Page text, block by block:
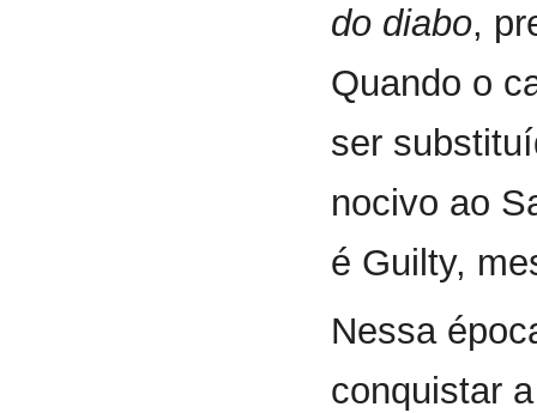
do diabo,
Quando o
ser
nocivo ao
é Guilty,
Nessa
conquistar